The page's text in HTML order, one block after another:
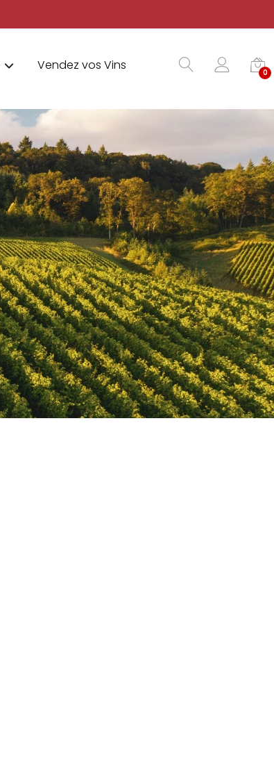
Vendez vos Vins 0